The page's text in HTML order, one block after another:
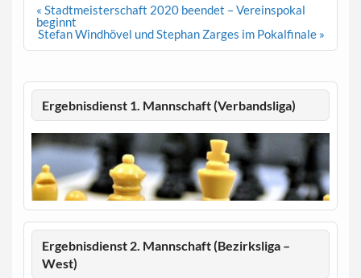
Beitragsnavigation
« Stadtmeisterschaft 2020 beendet – Vereinspokal
beginnt
Stefan Windhövel und Stephan Zarges im Pokalfinale »
Ergebnisdienst 1. Mannschaft (Verbandsliga)
Ergebnisdienst 2. Mannschaft (Bezirksliga –
West)